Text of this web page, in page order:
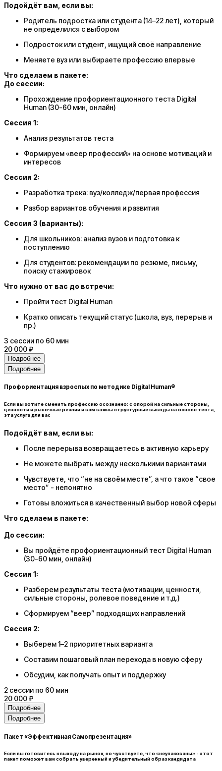
Подойдёт вам, если вы:
Родитель подростка или студента (14–22 лет), который
не определился с выбором
Подросток или студент, ищущий своё направление
Меняете вуз или выбираете профессию впервые
Что сделаем в пакете:
До сессии:
Прохождение профориентационного теста Digital
Human (30-60 мин, онлайн)
Сессия 1:
Анализ результатов теста
Формируем «веер профессий» на основе мотиваций и
интересов
Сессия 2:
Разработка трека: вуз/колледж/первая профессия
Разбор вариантов обучения и развития
Сессия 3 (варианты):
Для школьников: анализ вузов и подготовка к
поступлению
Для студентов: рекомендации по резюме, письму,
поиску стажировок
Что нужно от вас до встречи:
Пройти тест Digital Human
Кратко описать текущий статус (школа, вуз, перерыв и
пр.)
3 сессии по 60 мин
20 000 ₽
Подробнее
Подробнее
Профориентация взрослых по методике Digital Human®
Если вы хотите сменить профессию осознанно: с опорой на сильные стороны,
ценности и рыночные реалии и вам важны структурные выводы на основе теста,
эта услуга для вас
Подойдёт вам, если вы:
После перерыва возвращаетесь в активную карьеру
Не можете выбрать между несколькими вариантами
Чувствуете, что “не на своём месте”, а что такое “свое
место” - непонятно
Готовы вложиться в качественный выбор новой сферы
Что сделаем в пакете:
До сессии:
Вы пройдёте профориентационный тест Digital Human
(30-60 мин, онлайн)
Сессия 1:
Разберем результаты теста (мотивации, ценности,
сильные стороны, ролевое поведение и т.д.)
Сформируем “веер” подходящих направлений
Сессия 2:
Выберем 1–2 приоритетных варианта
Составим пошаговый план перехода в новую сферу
Обсудим, как получать опыт и поддержку
2 сессии по 60 мин
20 000 ₽
Подробнее
Подробнее
Пакет «Эффективная Самопрезентация»
Если вы готовитесь к выходу на рынок, но чувствуете, что «неупакованы» - этот
пакет поможет вам собрать уверенный и убедительный образ кандидата